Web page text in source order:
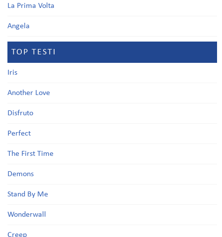
La Prima Volta
Angela
TOP TESTI
Iris
Another Love
Disfruto
Perfect
The First Time
Demons
Stand By Me
Wonderwall
Creep